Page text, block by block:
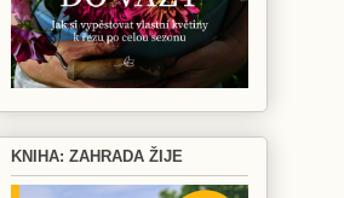
KNIHA: ZAHRADA ŽIJE